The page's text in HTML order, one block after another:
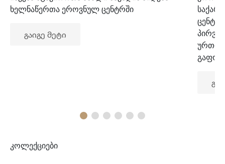
ხელნაწერთა ეროვნულ ცენტრში
გაიგე მეტი
კოლექციები